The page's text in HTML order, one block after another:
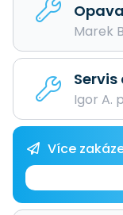
Opava
Marek
Igor A.
Více